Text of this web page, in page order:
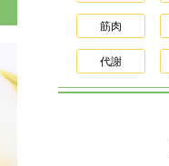
筋肉
代謝